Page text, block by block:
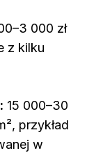
000 zł
z kilku
15 000–30
przykład
w